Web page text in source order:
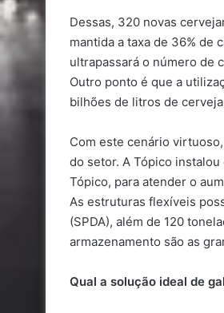
Dessas, 320 novas
mantida a taxa de 36% de
ultrapassará o número de
Outro ponto é que a
bilhões de litros de
Com este cenário
do setor. A Tópico
Tópico, para atender o
As estruturas flexíveis
(SPDA), além de 120
armazenamento são as
Qual a solução ideal de